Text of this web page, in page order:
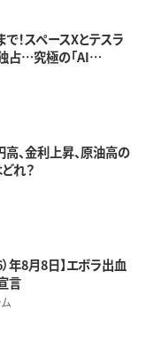
！スペースXとテスラ
占…究極の「AI…
高、金利上昇、原油高の
どれ？
年8月8日】エボラ出血
言